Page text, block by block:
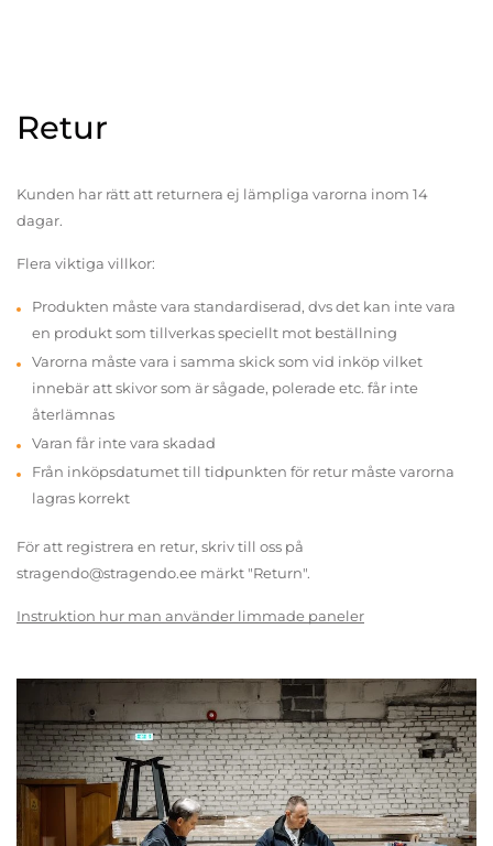
Retur
Kunden har rätt att returnera ej lämpliga varorna inom 14
dagar.
Flera viktiga villkor:
Produkten måste vara standardiserad, dvs det kan inte vara
en produkt som tillverkas speciellt mot beställning
Varorna måste vara i samma skick som vid inköp vilket
innebär att skivor som är sågade, polerade etc. får inte
återlämnas
Varan får inte vara skadad
Från inköpsdatumet till tidpunkten för retur måste varorna
lagras korrekt
För att registrera en retur, skriv till oss på
stragendo@stragendo.ee märkt "Return".
Instruktion hur man använder limmade paneler